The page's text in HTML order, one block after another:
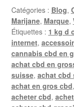
Catégories : Blog,
Marijane, Marque,
Étiquettes : 1 kg d
internet,
cannabis cbd en
achat cbd en
suisse, achat cbd
achat en gros cbd,
acheter cbd,